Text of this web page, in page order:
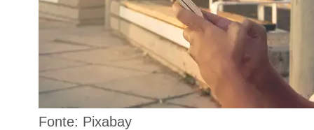
Fonte: Pixabay